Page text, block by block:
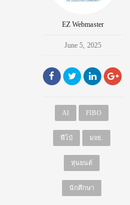
EZ Webmaster
June 5, 2025
AI FIBO
ฟีโบ้ มจธ.
หุ่นยนต์
นักศึกษา